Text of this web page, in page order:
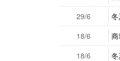
29/6
18/6
18/6